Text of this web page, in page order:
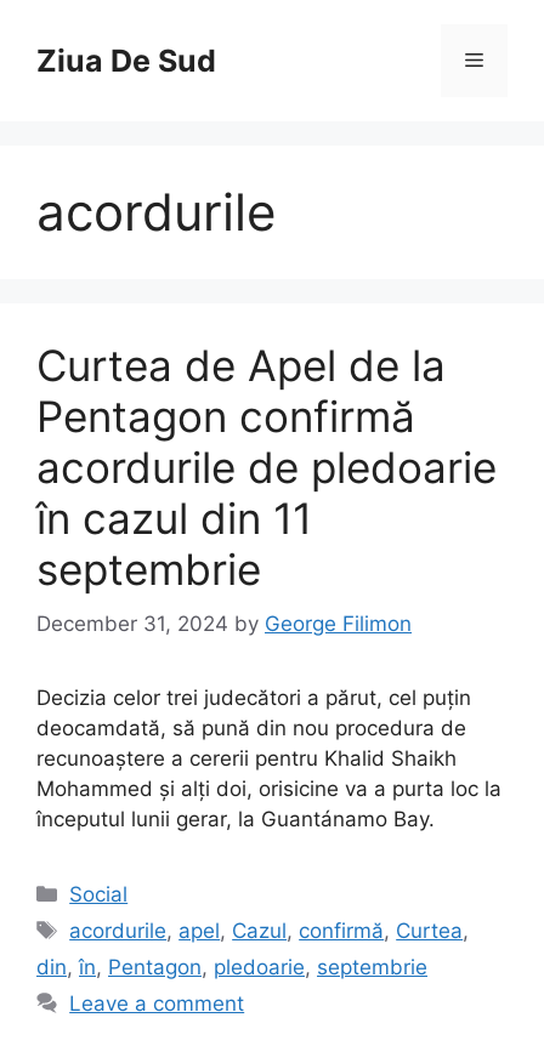
contentZiua De Sud Menu
acordurile
Curtea de Apel de la
Pentagon confirmă
acordurile de pledoarie
în cazul din 11
septembrie
December 31, 2024 by George Filimon
Decizia celor trei judecători a părut, cel puțin
deocamdată, să pună din nou procedura de
recunoaștere a cererii pentru Khalid Shaikh
Mohammed și alți doi, orisicine va a purta loc la
începutul lunii gerar, la Guantánamo Bay.
Categories
Social
Tags
acordurile, apel, Cazul, confirmă, Curtea,
din,în, Pentagon, pledoarie, septembrie
Leave a comment